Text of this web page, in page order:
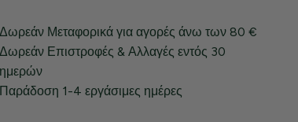
Δωρεάν Μεταφορικά για αγορές άνω των 80 €
Δωρεάν Επιστροφές & Αλλαγές εντός 30
ημερών
Παράδοση 1-4 εργάσιμες ημέρες